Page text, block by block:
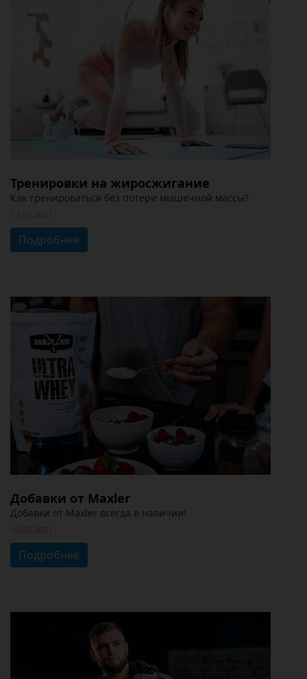
Тренировки на жиросжигание
Как тренироваться без потери мышечной массы?
Подробнее
Добавки от Maxler
Добавки от Maxler всегда в наличии!
Подробнее